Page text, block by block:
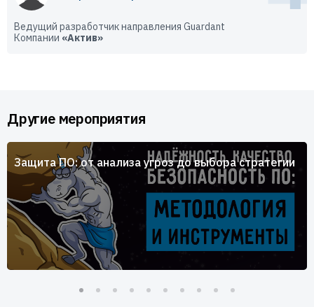
Ведущий разработчик направления Guardant
Компании «Актив»
Другие мероприятия
Защита ПО: от анализа угроз до выбора стратегии